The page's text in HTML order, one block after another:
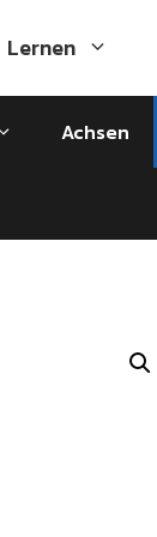
Lernen
Achsen